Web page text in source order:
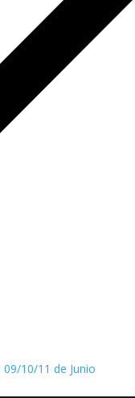
10/11 de Junio